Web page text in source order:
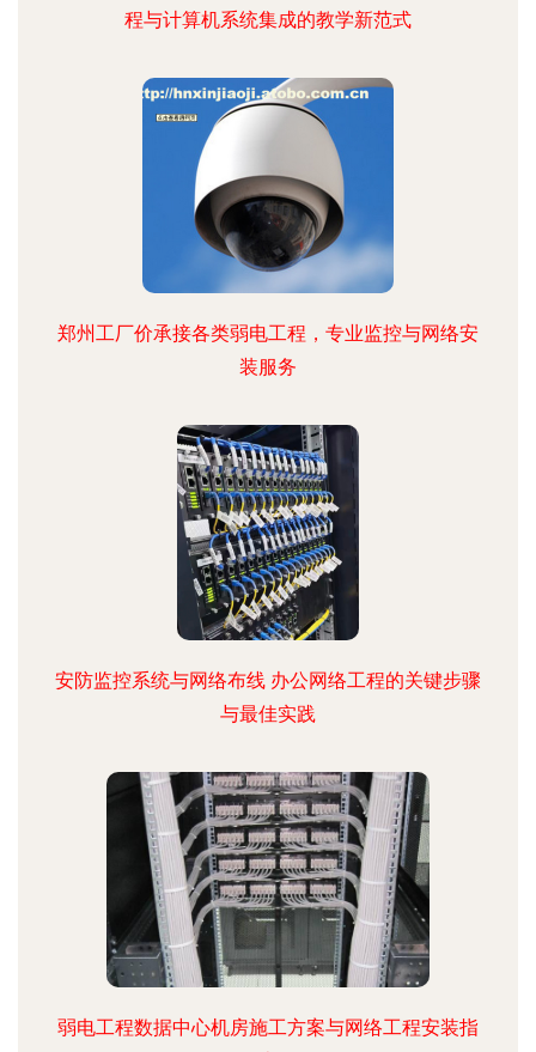
程与计算机系统集成的教学新范式
郑州工厂价承接各类弱电工程，专业监控与网络安
装服务
安防监控系统与网络布线 办公网络工程的关键步骤
与最佳实践
弱电工程数据中心机房施工方案与网络工程安装指